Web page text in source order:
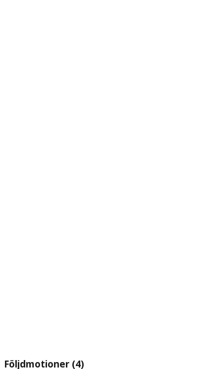
Följdmotioner (4)